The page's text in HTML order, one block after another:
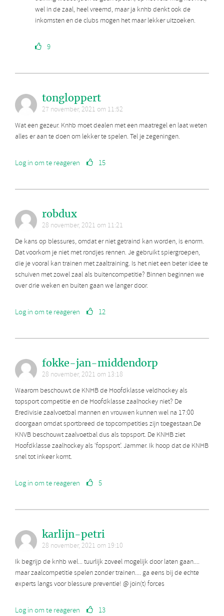
wel in de zaal, heel vreemd, maar ja knhb denkt ook de
inkomsten en de clubs mogen het maar lekker uitzoeken.
9
tongloppert
27 november, 2021 om 11:52
Wat een gezeur. Knhb moet dealen met een maatregel en laat weten
alles er aan te doen om lekker te spelen. Tel je zegeningen.
Log in om te reageren 15
robdux
28 november, 2021 om 11:21
De kans op blessures, omdat er niet getraind kan worden, is enorm.
Dat voorkom je niet met rondjes rennen. Je gebruikt spiergroepen,
die je vooral kan trainen met zaaltraining. Is het niet een beter idee te
schuiven met zowel zaal als buitencompetitie? Binnen beginnen we
over drie weken en buiten gaan we langer door.
Log in om te reageren 12
fokke-jan-middendorp
28 november, 2021 om 13:18
Waarom beschouwt de KNHB de Hoofdklasse veldhockey als
topsport competitie en de Hoofdklasse zaalhockey niet? De
Eredivisie zaalvoetbal mannen en vrouwen kunnen wel na 17:00
doorgaan omdat sportbreed de topcompetities zijn toegestaan.De
KNVB beschouwt zaalvoetbal dus als topsport. De KNHB ziet
Hoofdklasse zaalhockey als ‘fopsport’. Jammer. Ik hoop dat de KNHB
snel tot inkeer komt.
Log in om te reageren 5
karlijn-petri
28 november, 2021 om 19:10
Ik begrijp de knhb wel... tuurlijk zoveel mogelijk door laten gaan....
maar zaalcompetitie spelen zonder trainen.... ga eens bij de echte
experts langs voor blessure preventie! @ join(t) forces
Log in om te reageren 13